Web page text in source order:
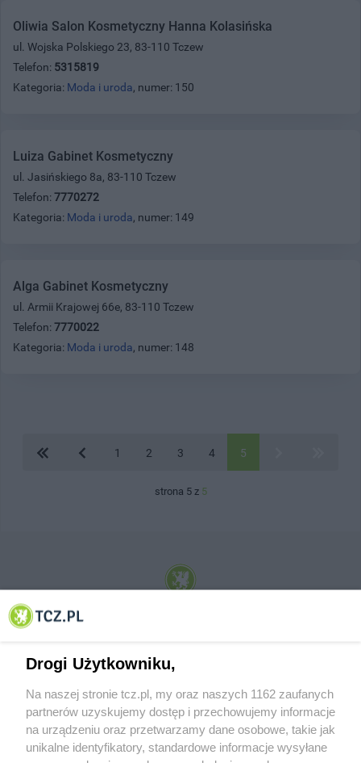
Oliwia Salon Kosmetyczny Hanna Kolasińska
ul. Wojska Polskiego 23, 83-110 Tczew
Telefon: 5315819
Kategoria: Moda i uroda, numer: 150
Luiza Gabinet Kosmetyczny
ul. Jasińskiego 8a, 83-110 Tczew
Telefon: 7770272
Kategoria: Moda i uroda, numer: 149
Alga Gabinet Kosmetyczny
ul. Armii Krajowej 66e, 83-110 Tczew
Telefon: 7770022
Kategoria: Moda i uroda, numer: 148
1 2 3 4 5
strona 5 z 5
© 2001-2026 Tczew - TCZ.PL Sp. z o.o. Internetowy Serwis Informacyjny Miasta
Drogi Użytkowniku,
Na naszej stronie tcz.pl, my oraz naszych 1162 zaufanych
partnerów uzyskujemy dostęp i przechowujemy informacje
na urządzeniu oraz przetwarzamy dane osobowe, takie jak
unikalne identyfikatory, standardowe informacje wysyłane